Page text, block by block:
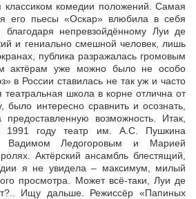
классиком комедии положений. Самая
его пьесы «Оскар» влюбила в себя
благодаря непревзойдённому Луи де
и гениально смешной человек, лишь
публика разражалась громовым
актёрам уже можно было не особо
в России ставилась не так уж и часто
театральная школа в корне отлична от
было интересно сравнить и осознать,
возможность. Итак,
1991 году театр им. А.С. Пушкина
Вадимом Ледогоровым и Марией
Актёрский ансамбль блестящий,
я не увидела – максимум, милый
просмотра. Может всё-таки, Луи де
Ищу дальше. Режиссёр «Папиных